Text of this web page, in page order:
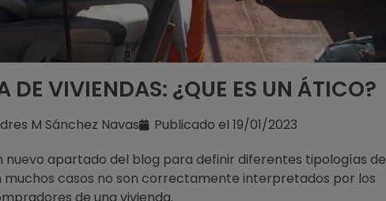
DE VIVIENDAS: ¿QUE ES UN ÁTICO?
M Sánchez Navas Publicado el 19/01/2023
nuevo apartado del blog para definir diferentes tipologías de
muchos casos no son correctamente interpretados por los